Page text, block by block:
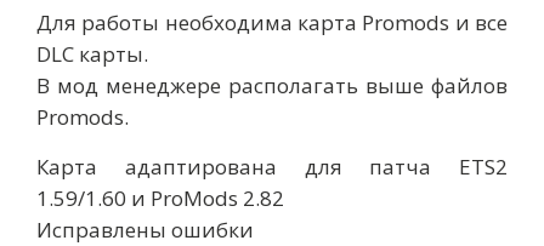
Для работы необходима карта Promods и все
DLC карты.
В мод менеджере располагать выше файлов
Promods.
Карта адаптирована для патча ETS2
1.59/1.60 и ProMods 2.82
Исправлены ошибки